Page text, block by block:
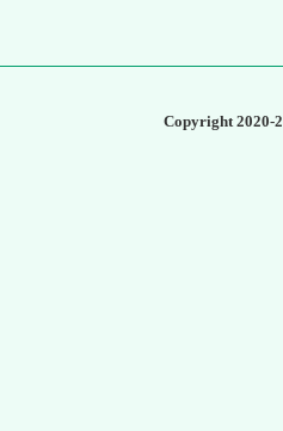
Copyright 2020-